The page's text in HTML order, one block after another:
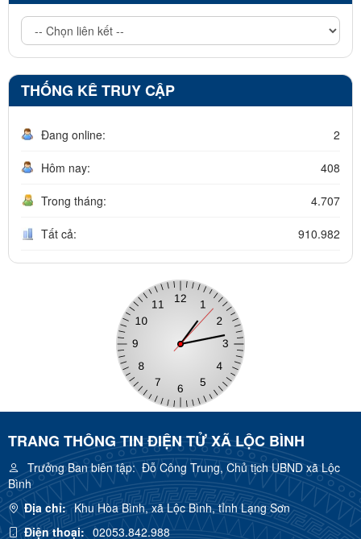
THỐNG KÊ TRUY CẬP
Đang online: 2
Hôm nay: 408
Trong tháng: 4.707
Tất cả: 910.982
TRANG THÔNG TIN ĐIỆN TỬ XÃ LỘC BÌNH
Trưởng Ban biên tập:Đỗ Công Trung, Chủ tịch UBND xã Lộc
Bình
Địa chỉ: Khu Hòa Bình, xã Lộc Bình, tỉnh Lạng Sơn
Điện thoại: 02053.842.988